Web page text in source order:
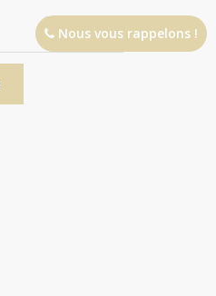
Nous vous rappelons !